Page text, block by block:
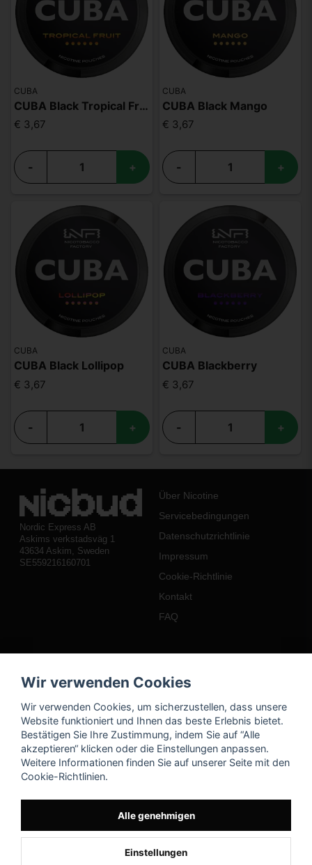
CUBA
CUBA Black Tropical Fruit
€ 3,67
- +
CUBA
CUBA Black Mango
€ 3,67
- +
CUBA
CUBA Black Lollipop
€ 3,67
- +
CUBA
CUBA Blackberry
€ 3,67
- +
Nordic Express AB
Askims verkstadsväg 1
43634 Askim, Sweden
SE559216160701
Über Nicotine
Servicebedingungen
Datenschutzrichtlinie
Impressum
Cookie-Richtlinie
Kontakt
FAQ
Mein Konto
Registrieren
Passwort vergessen?
Wir verwenden Cookies
Wir verwenden Cookies, um sicherzustellen, dass unsere
Website funktioniert und Ihnen das beste Erlebnis bietet.
Bestätigen Sie Ihre Zustimmung, indem Sie auf “Alle
akzeptieren“ klicken oder die Einstellungen anpassen.
Weitere Informationen finden Sie auf unserer Seite mit den
Cookie-Richtlinien.
Alle genehmigen
Einstellungen